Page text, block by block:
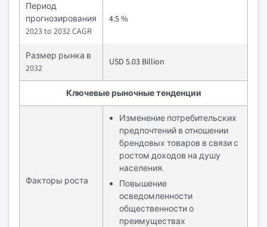
Период
прогнозирования
2023 to 2032 CAGR
4.5 %
Размер рынка в
2032
USD 5.03 Billion
Ключевые рыночные тенденции
Факторы роста
Изменение потребительских
предпочтений в отношении
брендовых товаров в связи с
ростом доходов на душу
населения.
Повышение
осведомленности
общественности о
преимуществах